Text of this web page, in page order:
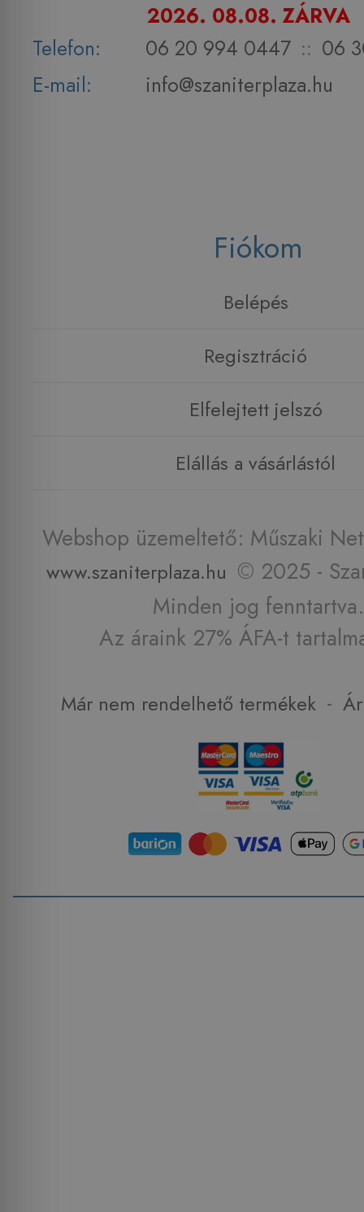
2026. 08.08. ZÁRVA
Telefon:
06 20 994 0447 :: 06
E-mail:
info@szaniterplaza.hu
Fiókom
Belépés
Regisztráció
Elfelejtett jelszó
Elállás a vásárlástól
Webshop üzemeltető: Műszaki
www.szaniterplaza.hu © 2025 -
Minden jog fenntartva.
Az áraink 27% ÁFA-t
Már nem rendelhető termékek -